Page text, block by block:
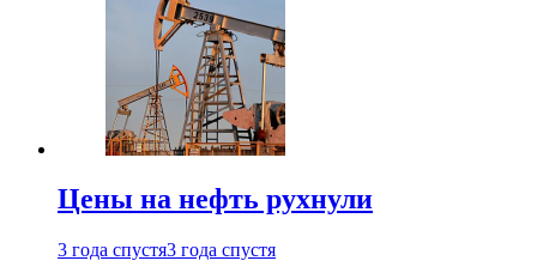
Цены на нефть рухнули
3 года спустя3 года спустя